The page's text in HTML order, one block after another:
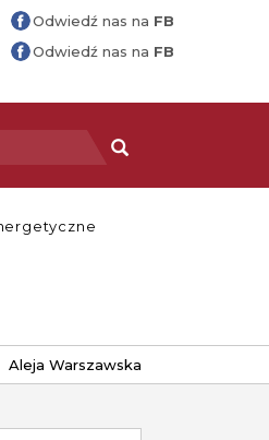
Odwiedź nas na FB
Odwiedź nas na FB
Aleja Warszawska